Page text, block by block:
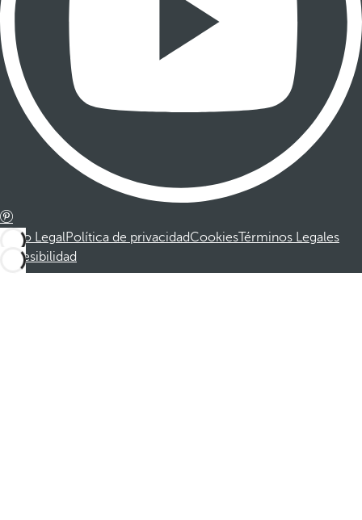
Aviso LegalPolítica de privacidadCookiesTérminos Legales
Accesibilidad